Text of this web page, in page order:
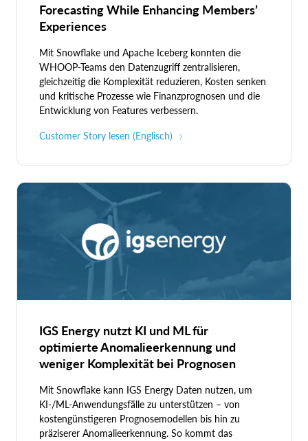
Forecasting While Enhancing Members’
Experiences
Mit Snowflake und Apache Iceberg konnten die
WHOOP-Teams den Datenzugriff zentralisieren,
gleichzeitig die Komplexität reduzieren, Kosten senken
und kritische Prozesse wie Finanzprognosen und die
Entwicklung von Features verbessern.
Customer Story lesen (Englisch)
IGS Energy nutzt KI und ML für
optimierte Anomalieerkennung und
weniger Komplexität bei Prognosen
Mit Snowflake kann IGS Energy Daten nutzen, um
KI-/ML-Anwendungsfälle zu unterstützen – von
kostengünstigeren Prognosemodellen bis hin zu
präziserer Anomalieerkennung. So kommt das